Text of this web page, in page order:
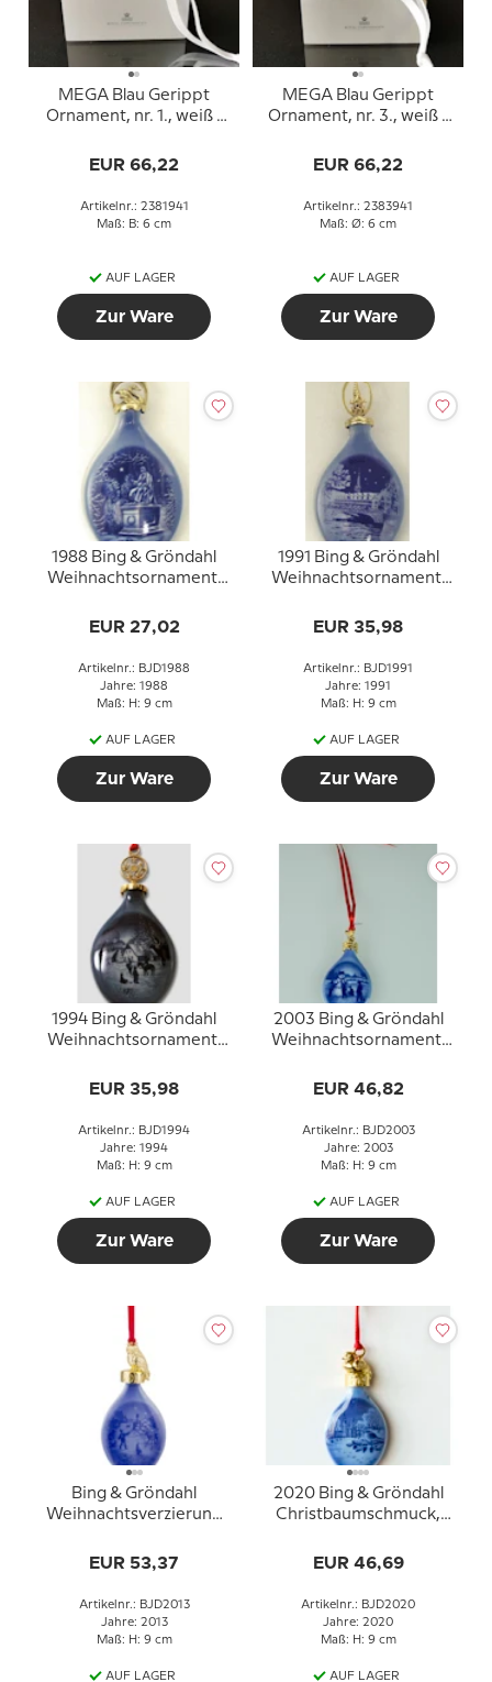
MEGA Blau Gerippt
Ornament, nr. 1., weiß /
Copenhagen
EUR 66,22
Artikelnr.: 2381941
Maß: B: 6 cm
AUF LAGER
Zur Ware
MEGA Blau Gerippt
Ornament, nr. 3., weiß /
Copenhagen
EUR 66,22
Artikelnr.: 2383941
Maß: Ø: 6 cm
AUF LAGER
Zur Ware
1988 Bing & Gröndahl
Weihnachtsornament,
EUR 27,02
Artikelnr.: BJD1988
Jahre: 1988
Maß: H: 9 cm
AUF LAGER
Zur Ware
1991 Bing & Gröndahl
Weihnachtsornament,
EUR 35,98
Artikelnr.: BJD1991
Jahre: 1991
Maß: H: 9 cm
AUF LAGER
Zur Ware
1994 Bing & Gröndahl
Weihnachtsornament,
EUR 35,98
Artikelnr.: BJD1994
Jahre: 1994
Maß: H: 9 cm
AUF LAGER
Zur Ware
2003 Bing & Gröndahl
Weihnachtsornament,
EUR 46,82
Artikelnr.: BJD2003
Jahre: 2003
Maß: H: 9 cm
AUF LAGER
Zur Ware
Bing & Gröndahl
Weihnachtsverzierung
Weihnachtstropfen,
EUR 53,37
Artikelnr.: BJD2013
Jahre: 2013
Maß: H: 9 cm
AUF LAGER
2020 Bing & Gröndahl
Christbaumschmuck,
Schloss Rosenborg
EUR 46,69
Artikelnr.: BJD2020
Jahre: 2020
Maß: H: 9 cm
AUF LAGER